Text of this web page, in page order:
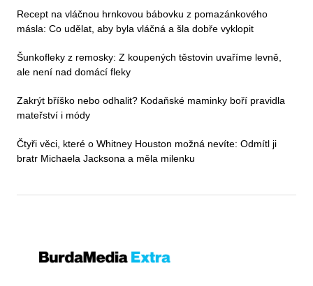
Recept na vláčnou hrnkovou bábovku z pomazánkového
másla: Co udělat, aby byla vláčná a šla dobře vyklopit
Šunkofleky z remosky: Z koupených těstovin uvaříme levně,
ale není nad domácí fleky
Zakrýt bříško nebo odhalit? Kodaňské maminky boří pravidla
mateřství i módy
Čtyři věci, které o Whitney Houston možná nevíte: Odmítl ji
bratr Michaela Jacksona a měla milenku